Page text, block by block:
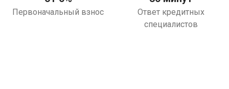
Первоначальный взнос
Ответ кредитных
специалистов